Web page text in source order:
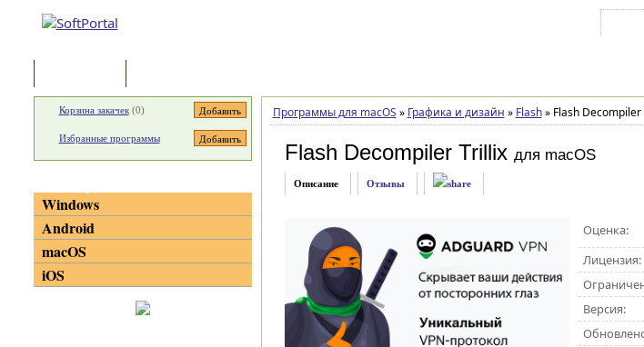
Программы для macOS » Графика и дизайн » Flash »Flash Decompiler
Flash Decompiler Trillix для macOS
Описание Отзывы
Оценка:
Лицензия:
Версия:
Корзина закачек(0)
Избранные программы
Windows
Android
macOS
iOS